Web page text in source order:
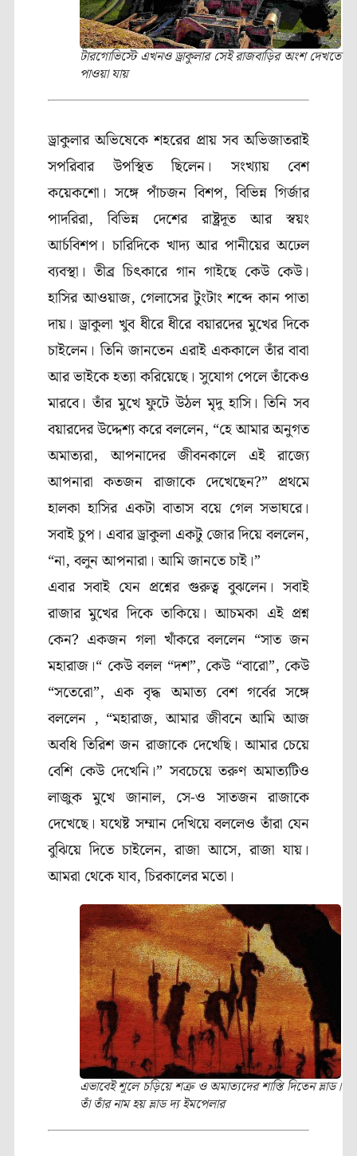
টারগোভিস্টে এখনও ড্রাকুলার সেই রাজবাড়ির অংশ দেখতে
পাওয়া যায়
ড্রাকুলার অভিষেকে শহরের প্রায় সব অভিজাতরাই
সপরিবার উপস্থিত ছিলেন। সংখ্যায় বেশ
কয়েকশো। সঙ্গে পাঁচজন বিশপ, বিভিন্ন গির্জার
পাদরিরা, বিভিন্ন দেশের রাষ্ট্রদূত আর স্বয়ং
আর্চবিশপ। চারিদিকে খাদ্য আর পানীয়ের অঢেল
ব্যবস্থা। তীব্র চিৎকারে গান গাইছে কেউ কেউ।
হাসির আওয়াজ, গেলাসের টুংটাং শব্দে কান পাতা
দায়। ড্রাকুলা খুব ধীরে ধীরে বয়ারদের মুখের দিকে
চাইলেন। তিনি জানতেন এরাই এককালে তাঁর বাবা
আর ভাইকে হত্যা করিয়েছে। সুযোগ পেলে তাঁকেও
মারবে। তাঁর মুখে ফুটে উঠল মৃদু হাসি। তিনি সব
বয়ারদের উদ্দেশ্য করে বললেন, “হে আমার অনুগত
অমাত্যরা, আপনাদের জীবনকালে এই রাজ্যে
আপনারা কতজন রাজাকে দেখেছেন?” প্রথমে
হালকা হাসির একটা বাতাস বয়ে গেল সভাঘরে।
সবাই চুপ। এবার ড্রাকুলা একটু জোর দিয়ে বললেন,
“না, বলুন আপনারা। আমি জানতে চাই।”
এবার সবাই যেন প্রশ্নের গুরুত্ব বুঝলেন। সবাই
রাজার মুখের দিকে তাকিয়ে। আচমকা এই প্রশ্ন
কেন? একজন গলা খাঁকরে বললেন “সাত জন
মহারাজ।“ কেউ বলল “দশ”, কেউ “বারো”, কেউ
“সতেরো”, এক বৃদ্ধ অমাত্য বেশ গর্বের সঙ্গে
বললেন , “মহারাজ, আমার জীবনে আমি আজ
অবধি তিরিশ জন রাজাকে দেখেছি। আমার চেয়ে
বেশি কেউ দেখেনি।” সবচেয়ে তরুণ অমাত্যটিও
লাজুক মুখে জানাল, সে-ও সাতজন রাজাকে
দেখেছে। যথেষ্ট সম্মান দেখিয়ে বললেও তাঁরা যেন
বুঝিয়ে দিতে চাইলেন, রাজা আসে, রাজা যায়।
আমরা থেকে যাব, চিরকালের মতো।
এভাবেই শূলে চড়িয়ে শত্রু ও অমাত্যদের শাস্তি দিতেন ভ্লাড।
তাঁ তাঁর নাম হয় ভ্লাড দ্য ইমপেলার